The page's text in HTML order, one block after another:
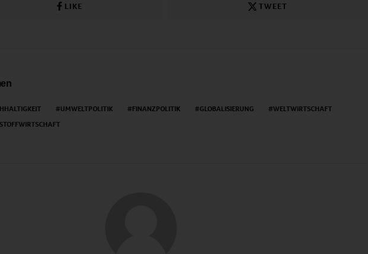
LIKE TWEET
UMWELTPOLITIK FINANZPOLITIK GLOBALISIERUNG
WELTWIRTSCHAFT